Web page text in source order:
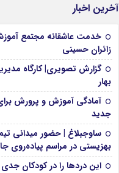
آخرین اخبار
خدمت عاشقانه مجتمع
زائران حسینی
گزارش تصویری| کارگاه
بهار
آمادگی آموزش و پرورش
جدید
ساوجبلاغ | حضور میدانی
بهزیستی در مراسم پیاده‌روی
این درد‌ها را در کودکان جدی